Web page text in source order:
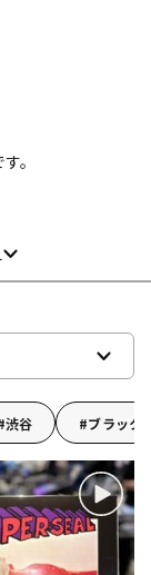
レ
カッション
他楽器
ェクター
。
渋谷 ブラック